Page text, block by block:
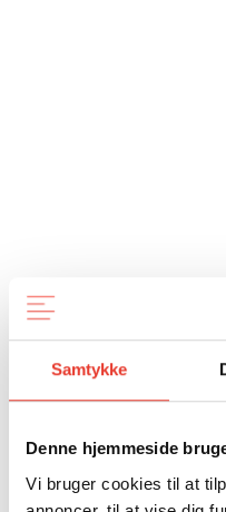
Samtykke
Denne hjemmeside
Vi bruger cookies til at